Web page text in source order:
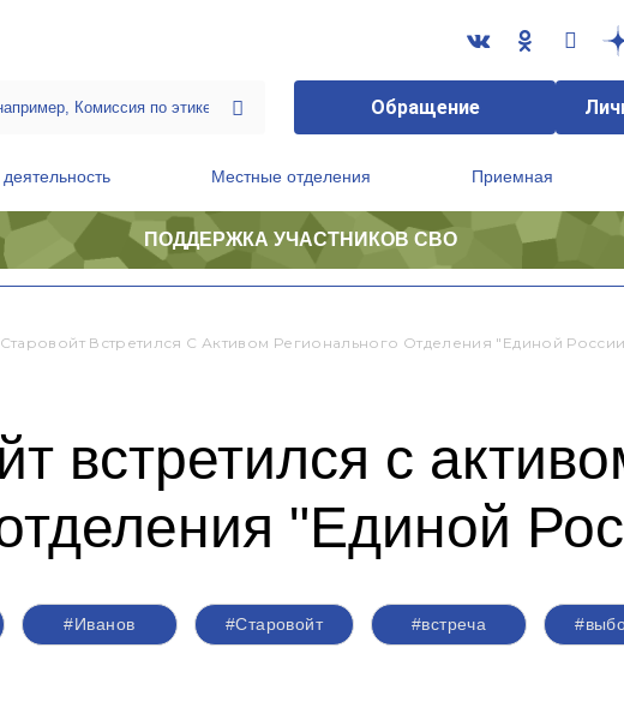
Обращение
Местные отделения Приемная
ПОДДЕРЖКА УЧАСТНИКОВ СВО
Встретился С Активом Регионального Отделения "Единой
встретился с
"Единой
#Иванов #Старовойт #встреча